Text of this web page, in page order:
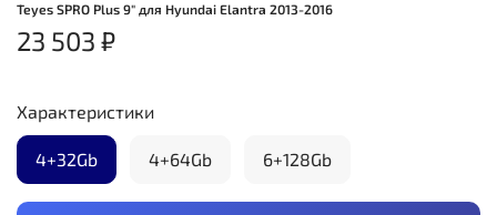
Teyes SPRO Plus 9" для Hyundai Elantra 2013-2016
23 503 ₽
Характеристики
4+32Gb 4+64Gb 6+128Gb